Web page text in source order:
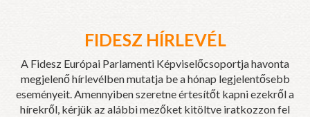
FIDESZ HÍRLEVÉL
A Fidesz Európai Parlamenti Képviselőcsoportja havonta
megjelenő hírlevélben mutatja be a hónap legjelentősebb
eseményeit. Amennyiben szeretne értesítőt kapni ezekről a
hírekről, kérjük az alábbi mezőket kitöltve iratkozzon fel